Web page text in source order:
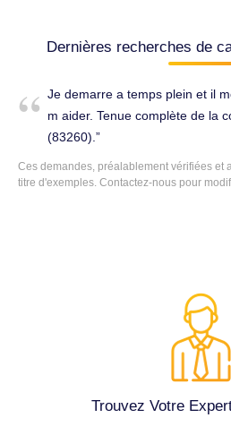
Dernières recherches de
Je demarre a temps plein et il
m aider. Tenue complète de la
(83260).
Ces demandes, préalablement vérifiées et
titre d'exemples. Contactez-nous pour
Trouvez Votre